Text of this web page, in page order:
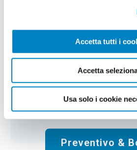
Accetta tutti i
Accetta
Usa solo i cookie
Il prezzo non include la stampa
Spese di spedizione:
Totale:
Preventivo &